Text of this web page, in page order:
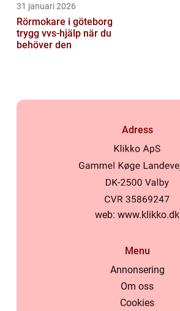
31 januari 2026
Rörmokare i göteborg
trygg vvs-hjälp när du
behöver den
Adress
web: www.klikko.dk
Menu
Annonsering
Om oss
Cookies